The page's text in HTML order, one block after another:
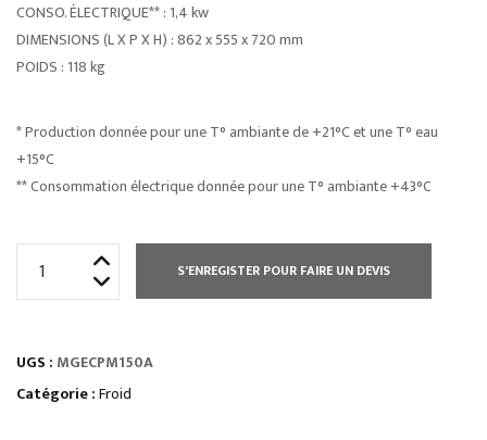
CONSO. ÉLECTRIQUE** : 1,4 kw
DIMENSIONS (L X P X H) : 862 x 555 x 720 mm
POIDS : 118 kg
* Production donnée pour une T° ambiante de +21°C et une T° eau
+15°C
** Consommation électrique donnée pour une T° ambiante +43°C
GLAÇONS
PLEINS
S'ENREGISTER POUR FAIRE UN DEVIS
UGS : MGECPM150A
Catégorie :Froid